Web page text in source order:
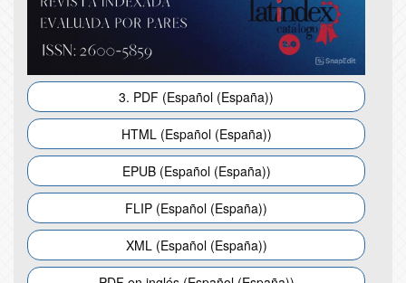
3. PDF (Español (España))
HTML (Español (España))
EPUB (Español (España))
FLIP (Español (España))
XML (Español (España))